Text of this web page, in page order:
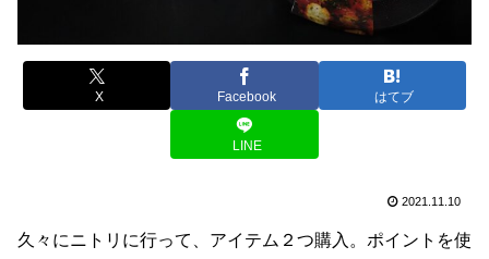
X Facebook はてブ
LINE
2021.11.10
久々にニトリに行って、アイテム２つ購入。ポイントを使